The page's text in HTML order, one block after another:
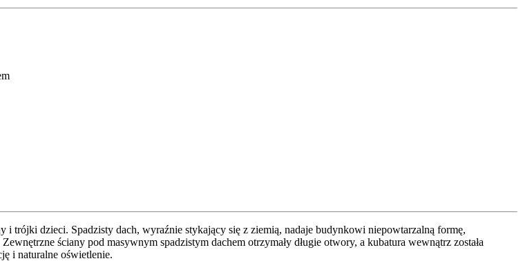
trójki dzieci. Spadzisty dach, wyraźnie stykający się z ziemią, nadaje budynkowi niepowtarzalną formę,
ściany pod masywnym spadzistym dachem otrzymały długie otwory, a kubatura wewnątrz została
i naturalne oświetlenie.